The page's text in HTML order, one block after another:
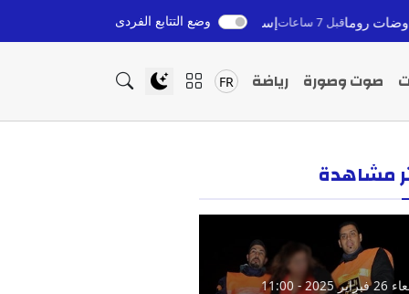
إسماعيل الصيباري مع بايرن ميونخ: بنعطية يكشف أسرار تألق
وضع التتابع الفردى
صوت وصورة رياضة FR
مشاهدة
2025 - 11:00